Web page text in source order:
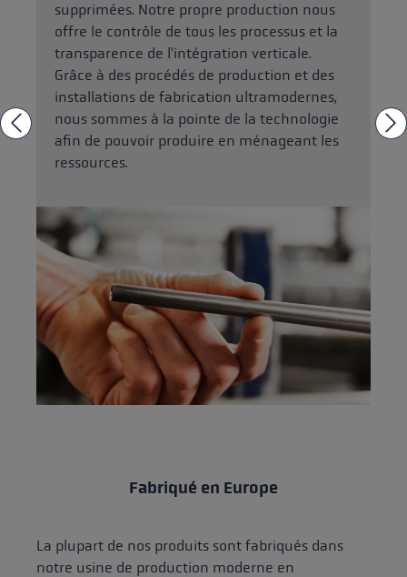
supprimées. Notre propre production nous
offre le contrôle de tous les processus et la
transparence de l'intégration verticale.
Grâce à des procédés de production et des
installations de fabrication ultramodernes,
nous sommes à la pointe de la technologie
afin de pouvoir produire en ménageant les
ressources.
Fabriqué en Europe
La plupart de nos produits sont fabriqués dans
notre usine de production moderne en